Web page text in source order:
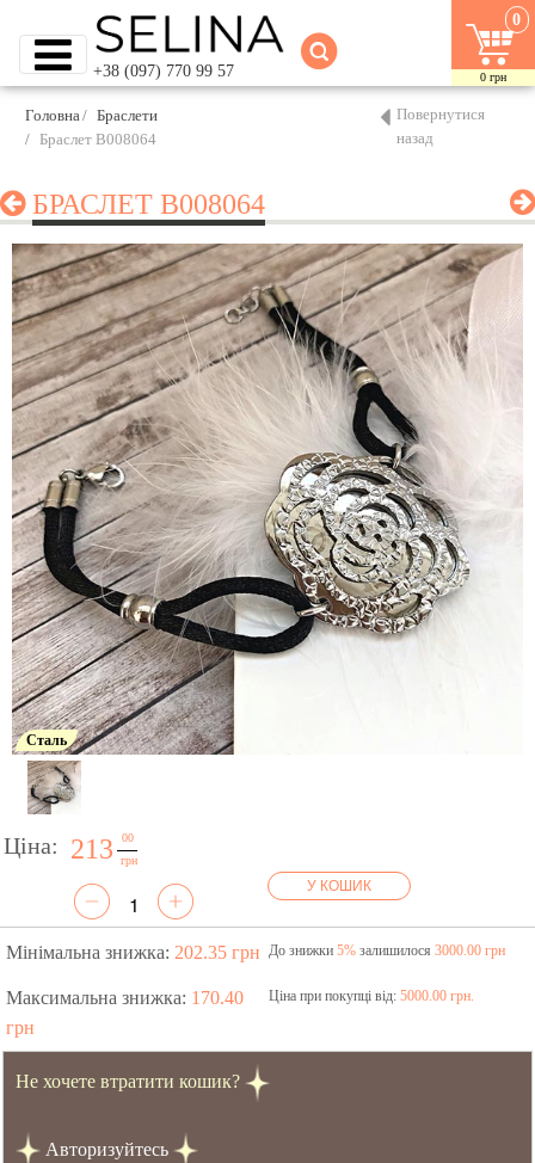
+38 (097) 770 99 57
0
0 грн
Головна
Браслети
Браслет B008064
Повернутися
назад
БРАСЛЕТ B008064
Сталь
Ціна: 213
00
грн
У КОШИК
Мінімальна знижка: 202.35 грн До знижки 5%залишилося 3000.00 грн
Максимальна знижка: 170.40
грн
Ціна при покупці від: 5000.00 грн.
Не хочете втратити кошик?
Авторизуйтесь